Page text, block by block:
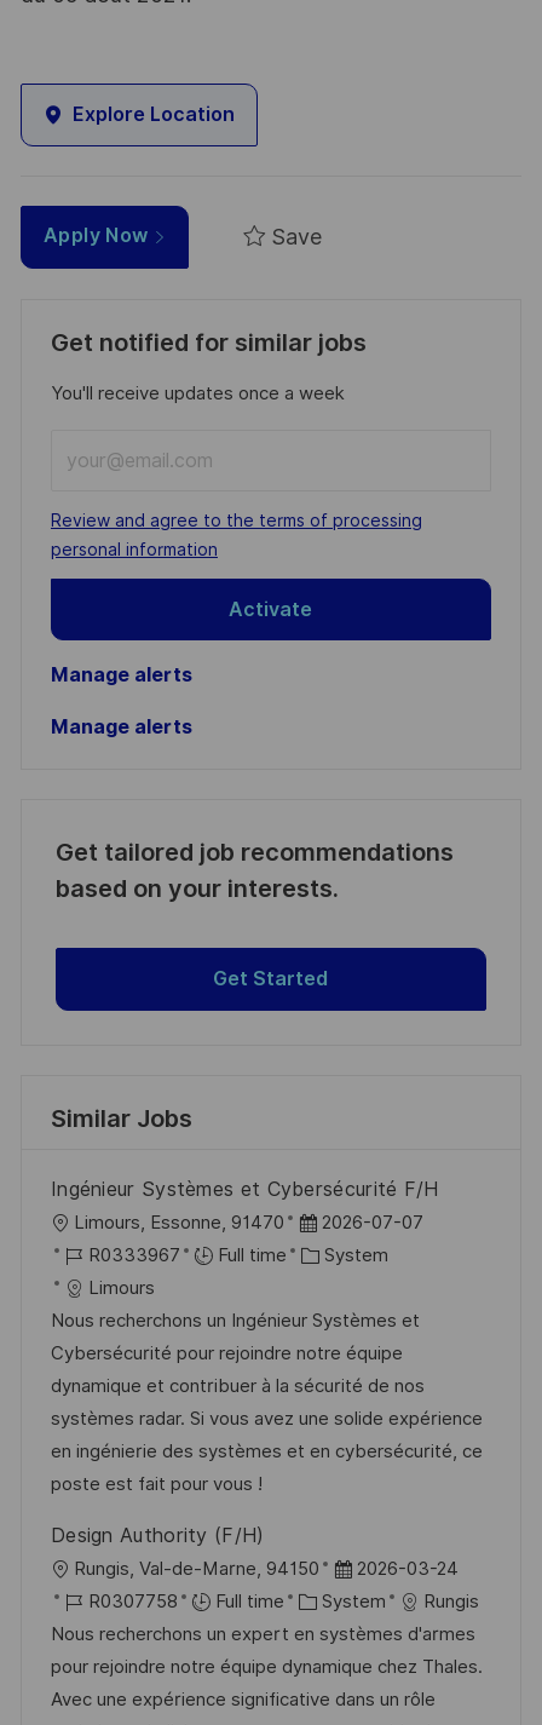
Explore Location
Apply Now Save
Get notified for similar jobs
You'll receive updates once a week
Email
address
(Required)
Required
Review and agree to the terms of processing
personal information
Activate
Manage alerts
Manage alerts
Get tailored job recommendations
based on your interests.
Get Started
Similar Jobs
Ingénieur Systèmes et Cybersécurité F/H
L
o
c
a
t
i
o
n
Limours, Essonne, 91470
P
o
t
e
d
D
a
2026-07-07
J
o
b
I
d
R0333967 Full time
C
t
e
g
o
r
System
Limours
Nous recherchons un Ingénieur Systèmes et
Cybersécurité pour rejoindre notre équipe
dynamique et contribuer à la sécurité de nos
systèmes radar. Si vous avez une solide expérience
en ingénierie des systèmes et en cybersécurité, ce
poste est fait pour vous !
Design Authority (F/H)
L
o
c
a
t
Rungis, Val-de-Marne, 94150
P
o
s
t
e
2026-03-24
J
o
b
I
R0307758 Full time
C
a
t
e
System
Rungis
Nous recherchons un expert en systèmes d'armes
pour rejoindre notre équipe dynamique chez Thales.
Avec une expérience significative dans un rôle